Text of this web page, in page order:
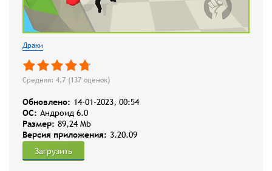
Драки
Средняя: 4,7 (137 оценок)
Обновлено: 14-01-2023, 00:54
OC: Андроид 6.0
Размер: 89,24 Mb
Версия приложения: 3.20.09
Загрузить